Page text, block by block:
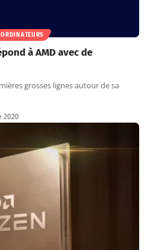
ORDINATEURS
à AMD avec de
grosses lignes autour de sa
2020